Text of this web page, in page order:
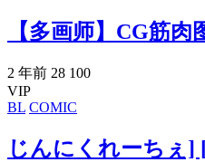
【多画师】CG筋肉
2 年前 28 100
VIP
BL COMIC
じんにくれーちぇ]